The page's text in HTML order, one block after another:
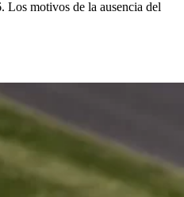
Los motivos de la ausencia del